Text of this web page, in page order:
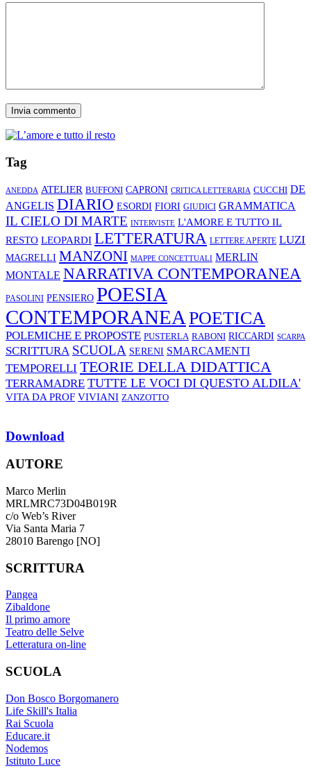
Tag
ANEDDA ATELIER BUFFONI CAPRONI CRITICA LETTERARIA CUCCHI DE
ANGELIS DIARIO ESORDI FIORI GIUDICI GRAMMATICA
IL CIELO DI MARTE INTERVISTE L'AMORE E TUTTO IL
RESTO LEOPARDI LETTERATURA LETTERE APERTE LUZI
MAGRELLI MANZONI MAPPE CONCETTUALI MERLIN
MONTALE NARRATIVA CONTEMPORANEA
PASOLINI PENSIERO POESIA
CONTEMPORANEA POETICA
POLEMICHE E PROPOSTE PUSTERLA RABONI RICCARDI SCARPA
SCRITTURA SCUOLA SERENI SMARCAMENTI
TEMPORELLI TEORIE DELLA DIDATTICA
TERRAMADRE TUTTE LE VOCI DI QUESTO ALDILA'
VITA DA PROF VIVIANI ZANZOTTO
Download
AUTORE
Marco Merlin
MRLMRC73D04B019R
c/o Web’s River
Via Santa Maria 7
28010 Barengo [NO]
SCRITTURA
Pangea
Zibaldone
Il primo amore
Teatro delle Selve
Letteratura on-line
SCUOLA
Don Bosco Borgomanero
Life Skill's Italia
Rai Scuola
Educare.it
Nodemos
Istituto Luce